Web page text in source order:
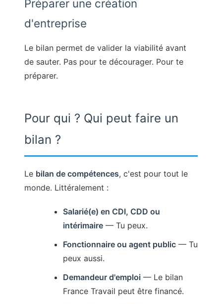
Préparer une création
d'entreprise
Le bilan permet de valider la viabilité avant
de sauter. Pas pour te décourager. Pour te
préparer.
Pour qui ? Qui peut faire un
bilan ?
Le bilan de compétences, c'est pour tout le
monde. Littéralement :
Salarié(e) en CDI, CDD ou
intérimaire— Tu peux.
Fonctionnaire ou agent public— Tu
peux aussi.
Demandeur d'emploi — Le bilan
France Travail peut être financé.